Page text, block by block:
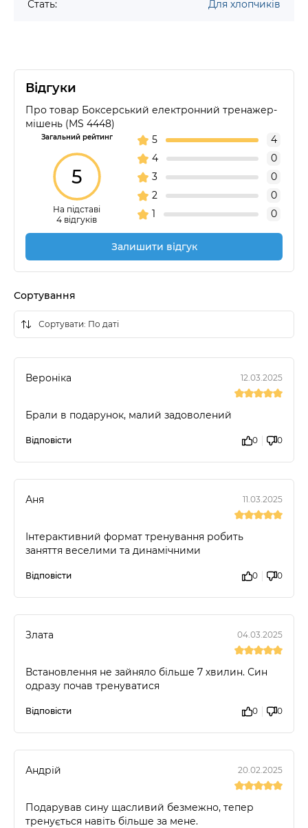
Стать: Для хлопчиків
Відгуки
Про товар Боксерський електронний тренажер-
мішень (MS 4448)
Загальний рейтинг
5
На підставі
4 відгуків
5
4
4
0
3
0
2
0
1
0
Залишити відгук
Сортування
Вероніка 12.03.2025
Брали в подарунок, малий задоволений
Відповісти 0 0
Аня 11.03.2025
Інтерактивний формат тренування робить
заняття веселими та динамічними
Відповісти 0 0
Злата 04.03.2025
Встановлення не зайняло більше 7 хвилин. Син
одразу почав тренуватися
Відповісти 0 0
Андрій 20.02.2025
Подарував сину щасливий безмежно, тепер
тренується навіть більше за мене.